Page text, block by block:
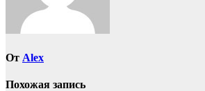
От Alex
Похожая запись